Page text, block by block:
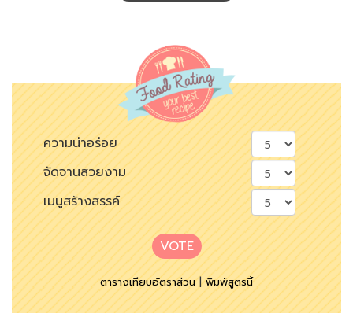
ความน่าอร่อย
จัดจานสวยงาม
เมนูสร้างสรรค์
VOTE
ตารางเทียบอัตราส่วน|พิมพ์สูตรนี้